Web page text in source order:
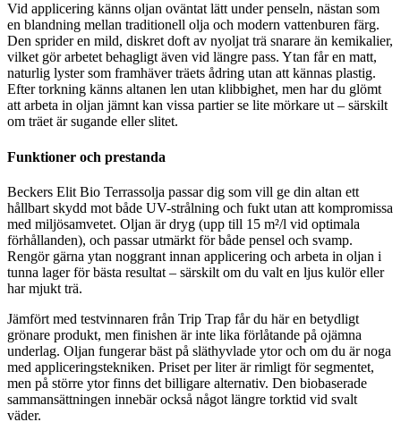
Vid applicering känns oljan oväntat lätt under penseln, nästan som
en blandning mellan traditionell olja och modern vattenburen färg.
Den sprider en mild, diskret doft av nyoljat trä snarare än kemikalier,
vilket gör arbetet behagligt även vid längre pass. Ytan får en matt,
naturlig lyster som framhäver träets ådring utan att kännas plastig.
Efter torkning känns altanen len utan klibbighet, men har du glömt
att arbeta in oljan jämnt kan vissa partier se lite mörkare ut – särskilt
om träet är sugande eller slitet.
Funktioner och prestanda
Beckers Elit Bio Terrassolja passar dig som vill ge din altan ett
hållbart skydd mot både UV-strålning och fukt utan att kompromissa
med miljösamvetet. Oljan är dryg (upp till 15 m²/l vid optimala
förhållanden), och passar utmärkt för både pensel och svamp.
Rengör gärna ytan noggrant innan applicering och arbeta in oljan i
tunna lager för bästa resultat – särskilt om du valt en ljus kulör eller
har mjukt trä.
Jämfört med testvinnaren från Trip Trap får du här en betydligt
grönare produkt, men finishen är inte lika förlåtande på ojämna
underlag. Oljan fungerar bäst på släthyvlade ytor och om du är noga
med appliceringstekniken. Priset per liter är rimligt för segmentet,
men på större ytor finns det billigare alternativ. Den biobaserade
sammansättningen innebär också något längre torktid vid svalt
väder.